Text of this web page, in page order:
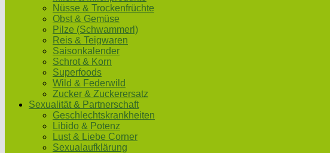
Nüsse & Trockenfrüchte
Obst & Gemüse
Pilze (Schwammerl)
Reis & Teigwaren
Saisonkalender
Schrot & Korn
Superfoods
Wild & Federwild
Zucker & Zuckerersatz
Sexualität & Partnerschaft
Geschlechtskrankheiten
Libido & Potenz
Lust & Liebe Corner
Sexualaufklärung